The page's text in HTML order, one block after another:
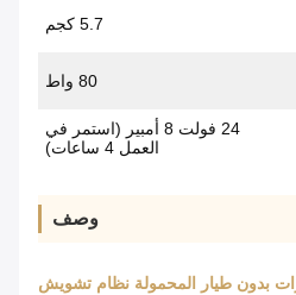
5.7 كجم
80 واط
24 فولت 8 أمبير (استمر في
العمل 4 ساعات)
وصف
بدون طيار المحمولة نظام تشويش